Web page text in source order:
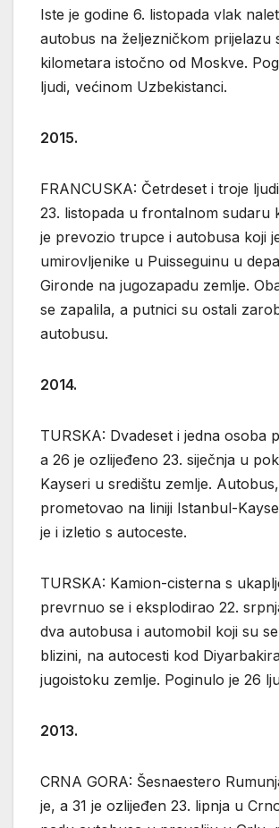
Iste je godine 6. listopada vlak
autobus na željezničkom prijelazu
kilometara istočno od Moskve.
ljudi, većinom Uzbekistanci.
2015.
FRANCUSKA: Četrdeset i troje
23. listopada u frontalnom sudaru
je prevozio trupce i autobusa koji
umirovljenike u Puisseguinu u
Gironde na jugozapadu zemlje.
se zapalila, a putnici su ostali
autobusu.
2014.
TURSKA: Dvadeset i jedna osoba
a 26 je ozlijeđeno 23. siječnja u
Kayseri u središtu zemlje.
prometovao na liniji Istanbul-
je i izletio s autoceste.
TURSKA: Kamion-cisterna s
prevrnuo se i eksplodirao 22.
dva autobusa i automobil koji su
blizini, na autocesti kod
jugoistoku zemlje. Poginulo je 26
2013.
CRNA GORA: Šesnaestero
je, a 31 je ozlijeđen 23. lipnja u